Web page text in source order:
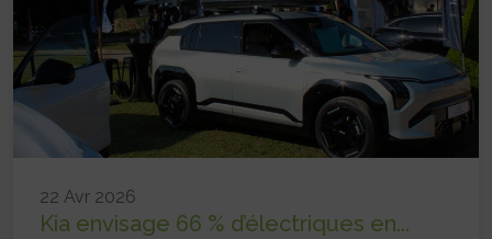
22 Avr 2026
Kia envisage 66 % d’électriques en...